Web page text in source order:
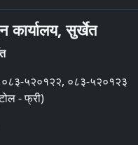
कार्यालय, सुर्खेत
५२०१२२, ०८३-५२०१२३
- फ्री)